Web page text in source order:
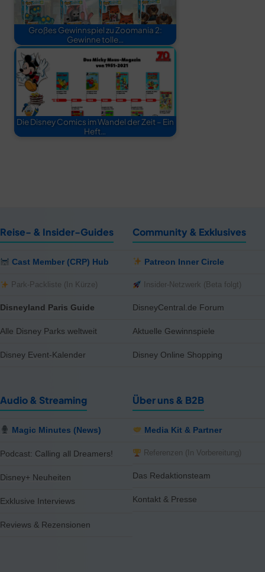
Großes Gewinnspiel zu Zoomania 2:
Gewinne tolle…
Die Disney Comics im Wandel der Zeit – Ein
Heft…
Reise- & Insider-Guides
Cast Member (CRP) Hub
Park-Packliste (In Kürze)
Disneyland Paris Guide
Alle Disney Parks weltweit
Disney Event-Kalender
Community & Exklusives
Patreon Inner Circle
Insider-Netzwerk (Beta folgt)
DisneyCentral.de Forum
Aktuelle Gewinnspiele
Disney Online Shopping
Audio & Streaming
Magic Minutes (News)
Podcast: Calling all Dreamers!
Disney+ Neuheiten
Exklusive Interviews
Reviews & Rezensionen
Über uns & B2B
Media Kit & Partner
Referenzen (In Vorbereitung)
Das Redaktionsteam
Kontakt & Presse